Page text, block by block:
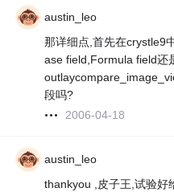
austin_leo
那详细点,首先在crystle9
ase field,Formula field还
段吗?
2006-04-18
austin_leo
thankyou ,皮子王,试验好